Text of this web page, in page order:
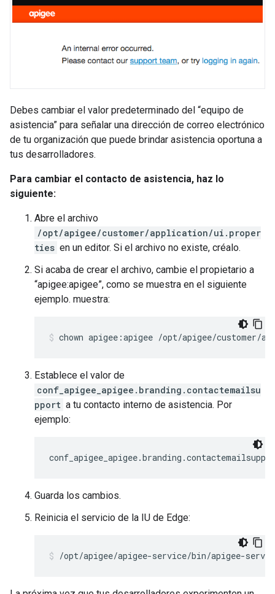
Debes cambiar el valor predeterminado del “equipo de
asistencia” para señalar una dirección de correo electrónico
de tu organización que puede brindar asistencia oportuna a
tus desarrolladores.
Para cambiar el contacto de asistencia, haz lo
siguiente:
Abre el archivo
/opt/apigee/customer/application/ui.proper
ties en un editor. Si el archivo no existe, créalo.
Si acaba de crear el archivo, cambie el propietario a
“apigee:apigee”, como se muestra en el siguiente
ejemplo. muestra:
chown apigee:apigee /opt/apigee/customer/
Establece el valor de
conf_apigee_apigee.branding.contactemailsu
pport a tu contacto interno de asistencia. Por
ejemplo:
Guarda los cambios.
Reinicia el servicio de la IU de Edge:
/opt/apigee/apigee-service/bin/apigee-